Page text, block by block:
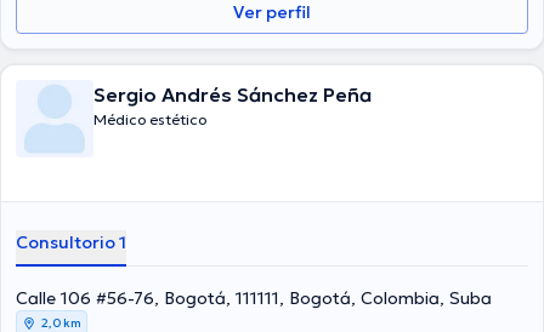
Ver perfil
Sergio Andrés Sánchez Peña
Médico estético
Consultorio 1
Calle 106 #56-76, Bogotá, 111111, Bogotá, Colombia, Suba
2,0 km